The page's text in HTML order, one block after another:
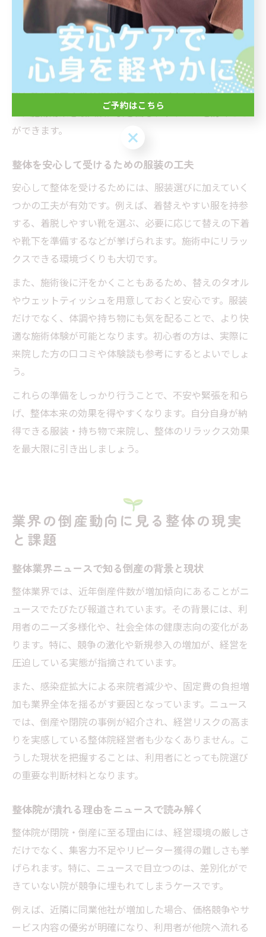
に、露出の多い服装や透けやすい素材は、施術中の不快
感やトラブルの原因になる可能性があります。清潔な服
装で来院することも、信頼できる院選びの一環です。
施術当日に何を着るか悩んだ場合は、事前に整体院へ連
絡して確認するのが確実です。服装マナーを守ること
で、施術効果を最大限に引き出し、トラブルを防ぐこと
ができます。
整体を安心して受けるための服装の工夫
安心して整体を受けるためには、服装選びに加えていく
つかの工夫が有効です。例えば、着替えやすい服を持参
する、着脱しやすい靴を選ぶ、必要に応じて替えの下着
や靴下を準備するなどが挙げられます。施術中にリラッ
クスできる環境づくりも大切です。
また、施術後に汗をかくこともあるため、替えのタオル
やウェットティッシュを用意しておくと安心です。服装
だけでなく、体調や持ち物にも気を配ることで、より快
適な施術体験が可能となります。初心者の方は、実際に
来院した方の口コミや体験談も参考にするとよいでしょ
う。
これらの準備をしっかり行うことで、不安や緊張を和ら
げ、整体本来の効果を得やすくなります。自分自身が納
得できる服装・持ち物で来院し、整体のリラックス効果
を最大限に引き出しましょう。
業界の倒産動向に見る整体の現実
と課題
整体業界ニュースで知る倒産の背景と現状
整体業界では、近年倒産件数が増加傾向にあることがニ
ュースでたびたび報道されています。その背景には、利
用者のニーズ多様化や、社会全体の健康志向の変化があ
ります。特に、競争の激化や新規参入の増加が、経営を
圧迫している実態が指摘されています。
また、感染症拡大による来院者減少や、固定費の負担増
加も業界全体を揺るがす要因となっています。ニュース
では、倒産や閉院の事例が紹介され、経営リスクの高ま
りを実感している整体院経営者も少なくありません。こ
うした現状を把握することは、利用者にとっても院選び
の重要な判断材料となります。
整体院が潰れる理由をニュースで読み解く
整体院が閉院・倒産に至る理由には、経営環境の厳しさ
だけでなく、集客力不足やリピーター獲得の難しさも挙
げられます。特に、ニュースで目立つのは、差別化がで
きていない院が競争に埋もれてしまうケースです。
例えば、近隣に同業他社が増加した場合、価格競争やサ
ービス内容の優劣が明確になり、利用者が他院へ流れる
ご予約はこちら
ご予約はこちら